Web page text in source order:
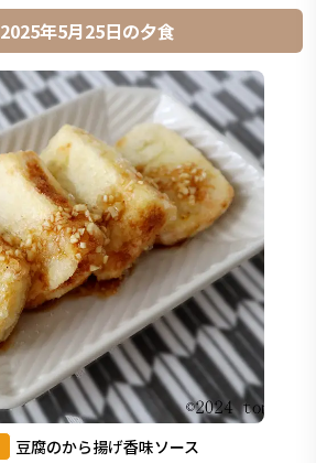
2025年5月25日の夕食
豆腐のから揚げ香味ソース